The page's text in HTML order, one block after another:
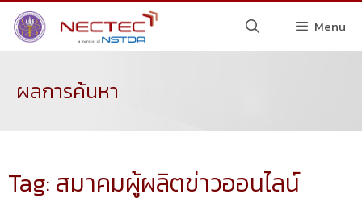
Menu
ผลการค้นหา
Tag: สมาคมผู้ผลิตข่าวออนไลน์